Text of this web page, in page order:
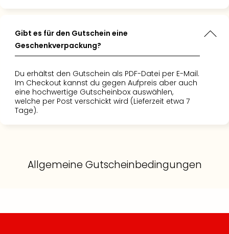
Gibt es für den Gutschein eine
Geschenkverpackung?
Du erhältst den Gutschein als PDF-Datei per E-Mail.
Im Checkout kannst du gegen Aufpreis aber auch
eine hochwertige Gutscheinbox auswählen,
welche per Post verschickt wird (Lieferzeit etwa 7
Tage).
Allgemeine Gutscheinbedingungen